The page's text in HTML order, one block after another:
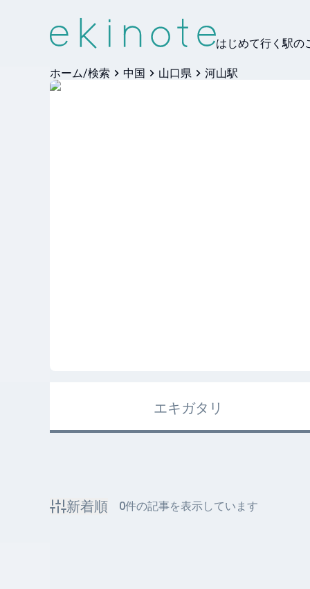
はじめて行く駅の
ホーム/検索 中国 山口県 河山駅
エキガタリ
新着順 0件の記事を表示しています